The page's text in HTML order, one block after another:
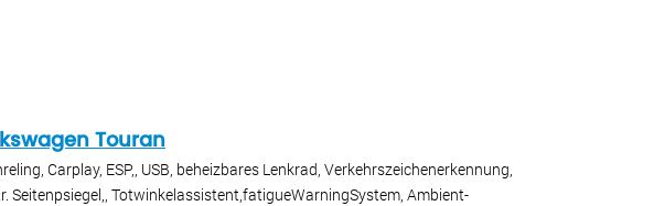
Touran
Carplay, ESP,, USB, beheizbares Lenkrad, Verkehrszeichenerkennung,
Seitenpsiegel,, Totwinkelassistent,fatigueWarningSystem, Ambient-